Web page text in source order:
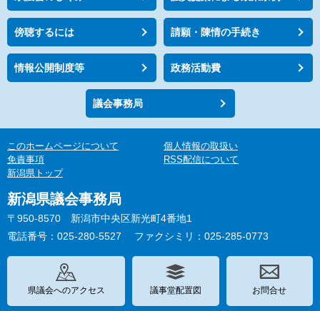
傍聴するには 請願・陳情の手続き
情報公開制度等 政務活動費
議会事務局
このホームページについて
個人情報の取扱い
免責事項
RSS配信について
新潟県トップ
新潟県議会事務局
〒950-8570 新潟市中央区新光町4番地1
電話番号：025-280-5527
ファクシミリ：025-285-0773
県議会へのアクセス 議事堂配置図 お問合せ